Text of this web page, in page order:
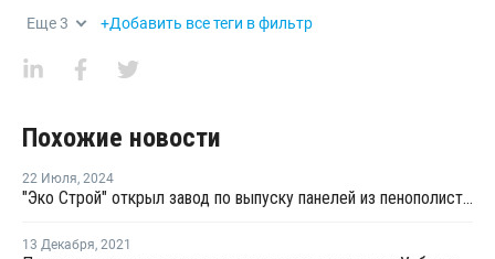
Еще3 +Добавить все теги в фильтр
Похожие новости
22 Июля, 2024
"Эко Строй" открыл завод по выпуску панелей из пенополистирола
13 Декабря, 2021